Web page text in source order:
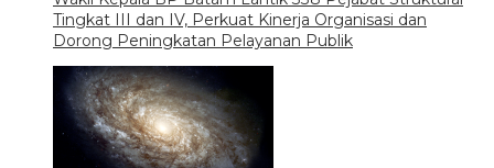
Tingkat III dan IV, Perkuat Kinerja Organisasi dan
Dorong Peningkatan Pelayanan Publik